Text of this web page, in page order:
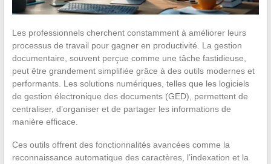
Les professionnels cherchent constamment à améliorer leurs
processus de travail pour gagner en productivité. La gestion
documentaire, souvent perçue comme une tâche fastidieuse,
peut être grandement simplifiée grâce à des outils modernes et
performants. Les solutions numériques, telles que les logiciels
de gestion électronique des documents (GED), permettent de
centraliser, d’organiser et de partager les informations de
manière efficace.
Ces outils offrent des fonctionnalités avancées comme la
reconnaissance automatique des caractères, l’indexation et la